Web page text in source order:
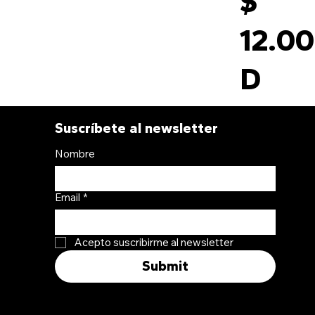
D
Suscríbete al newsletter
Nombre
Email *
Acepto suscribirme al newsletter
Submit